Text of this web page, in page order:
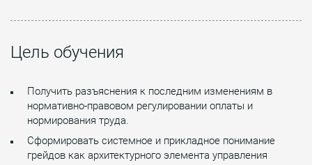
Цель обучения
Получить разъяснения к последним изменениям в
нормативно-правовом регулировании оплаты и
нормирования труда.
Сформировать системное и прикладное понимание
грейдов как архитектурного элемента управления